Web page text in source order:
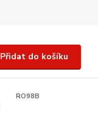
Přidat do košíku
RO98B